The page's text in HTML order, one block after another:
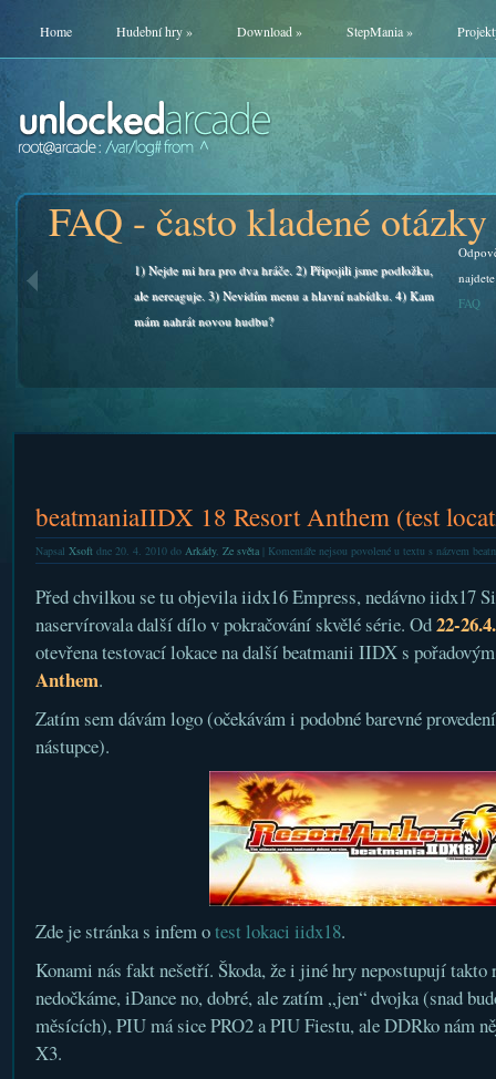
Home Hudební hry» Download» StepMania»
FAQ - často kladené otázky
1) Nejde mi hra pro dva hráče. 2) Připojili jsme podložku,
ale nereaguje. 3) Nevidím menu a hlavní nabídku. 4) Kam
mám nahrát novou hudbu?
FAQ
beatmaniaIIDX 18 Resort Anthem (test
Napsal Xsoftdne 20. 4. 2010 do Arkády, Ze světa| Komentáře nejsou povolenéu textu s názvem
Před chvilkou se tu objevila iidx16 Empress, nedávno iidx17
naservírovala další dílo v pokračování skvělé série. Od22-
otevřena testovací lokace na další beatmanii IIDX s
Anthem.
Zatím sem dávám logo (očekávám i podobné barevné
nástupce).
Zde je stránka s infem otest lokaci iidx18.
Konami nás fakt nešetří. Škoda, že i jiné hry nepostupují
nedočkáme, iDance no, dobré, ale zatím „jen“ dvojka (snad
měsících), PIU má sice PRO2 a PIU Fiestu, ale DDRko nám
X3.